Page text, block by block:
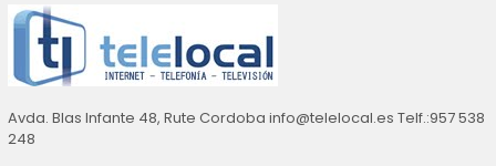
Avda. Blas Infante 48, Rute Cordoba info@telelocal.es Telf.:957 538
248